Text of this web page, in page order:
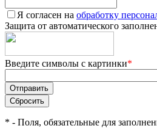
Я согласен на обработку
Защита от автоматического
Введите символы с картинки*
* - Поля, обязательные для